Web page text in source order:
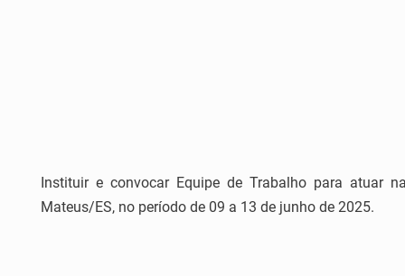
Instituir e convocar Equipe de Trabalho para atuar
Mateus/ES, no período de 09 a 13 de junho de 2025.